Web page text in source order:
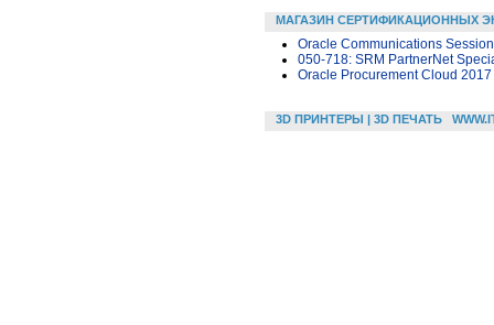
МАГАЗИН СЕРТИФИКАЦИОННЫХ
Oracle Communications
050-718: SRM PartnerNet
Oracle Procurement Cloud
3D ПРИНТЕРЫ | 3D ПЕЧАТЬ